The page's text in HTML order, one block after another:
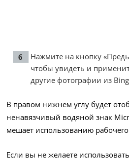
Нажмите на кнопку
чтобы увидеть и
другие фотографии из
В правом нижнем углу будет
ненавязчивый водяной знак
мешает использованию рабочего
Если вы не желаете